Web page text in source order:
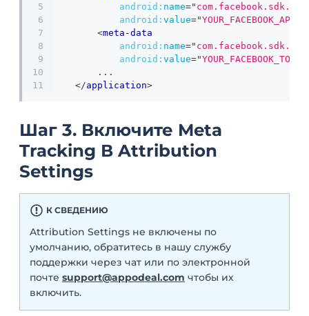
android: name="
android: value="
<meta-data
android: name="
android: value="YOUR_FACEBOOK_TOKEN
        ...
</application>
Шаг 3. Включите Meta
Tracking В Attribution
Settings
К СВЕДЕНИЮ
Attribution Settings не включены по
умолчанию, обратитесь в нашу службу
поддержки через чат или по электронной
почте support@appodeal.com чтобы их
включить.